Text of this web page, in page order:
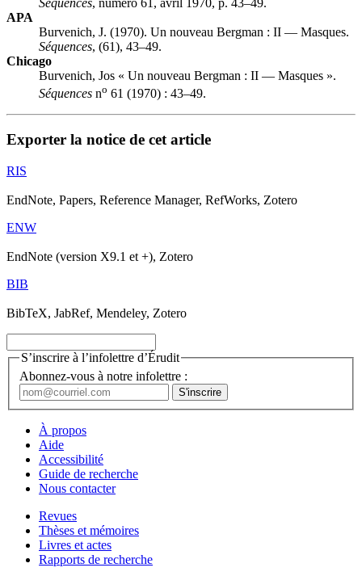
Séquences, numéro 61, avril 1970, p. 43–49.
APA
Burvenich, J. (1970). Un nouveau Bergman : II — Masques.
Séquences, (61), 43–49.
Chicago
Burvenich, Jos « Un nouveau Bergman : II — Masques ».
Séquences no 61 (1970) : 43–49.
Exporter la notice de cet article
RIS
EndNote, Papers, Reference Manager, RefWorks, Zotero
ENW
EndNote (version X9.1 et +), Zotero
BIB
BibTeX, JabRef, Mendeley, Zotero
S’inscrire à l’infolettre d’Érudit
Abonnez-vous à notre infolettre :
À propos
Aide
Accessibilité
Guide de recherche
Nous contacter
Revues
Thèses et mémoires
Livres et actes
Rapports de recherche